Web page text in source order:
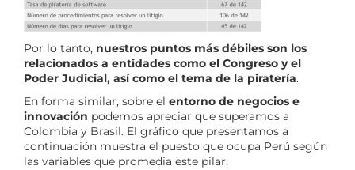
Por lo tanto, nuestros puntos más débiles son los
relacionados a entidades como el Congreso y el
Poder Judicial, así como el tema de la piratería.
En forma similar, sobre el entorno de negocios e
innovación podemos apreciar que superamos a
Colombia y Brasil. El gráfico que presentamos a
continuación muestra el puesto que ocupa Perú según
las variables que promedia este pilar: